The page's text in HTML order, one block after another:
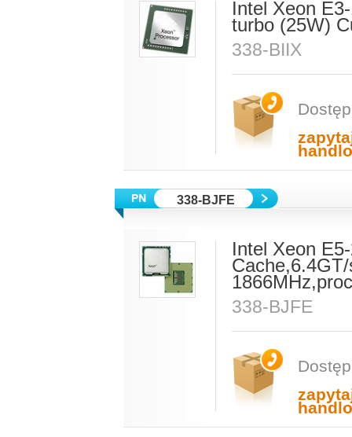
Intel Xeon
turbo (25W)
338-BIIX
338-BJFE
Intel Xeon
338-BJFE